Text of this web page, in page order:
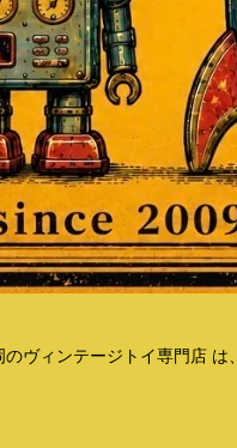
のヴィンテージトイ専門店 は